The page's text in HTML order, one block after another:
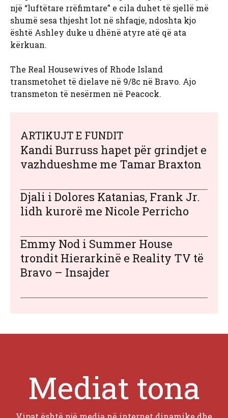
një “luftëtare rrëfimtare” e cila duhet të sjellë më
shumë sesa thjesht lot në shfaqje, ndoshta kjo
është Ashley duke u dhënë atyre atë që ata
kërkuan.
The Real Housewives of Rhode Island
transmetohet të dielave në 9/8c në Bravo. Ajo
transmeton të nesërmen në Peacock.
ARTIKUJT E FUNDIT
Kandi Burruss hapet për grindjet e
vazhdueshme me Tamar Braxton
Djali i Dolores Katanias, Frank Jr.
lidh kurorë me Nicole Perricho
Emmy Nod i Summer House
trondit Hierarkinë e Reality TV të
Bravo – Insajder
Mediat tona